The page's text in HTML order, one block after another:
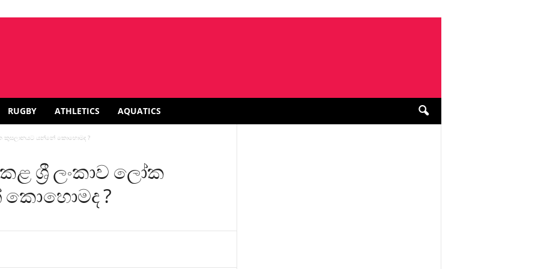
RUGBY ATHLETICS AQUATICS
කුසලානයට යන්නේ කොහොමද ?
ශ්‍රී ලංකාව ලෝක
කොහොමද ?